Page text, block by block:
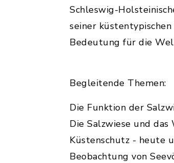
Schleswig-
seiner
Bedeutung für die
Begleitende Themen:
Die Funktion der
Die Salzwiese und
Küstenschutz - heute
Beobachtung von